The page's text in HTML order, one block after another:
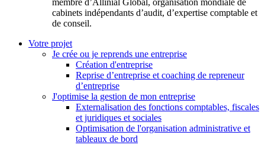
membre d’Allinial Global, organisation mondiale de
cabinets indépendants d’audit, d’expertise comptable et
de conseil.
Votre projet
Je crée ou je reprends une entreprise
Création d'entreprise
Reprise d’entreprise et coaching de repreneur
d’entreprise
J'optimise la gestion de mon entreprise
Externalisation des fonctions comptables, fiscales
et juridiques et sociales
Optimisation de l'organisation administrative et
tableaux de bord